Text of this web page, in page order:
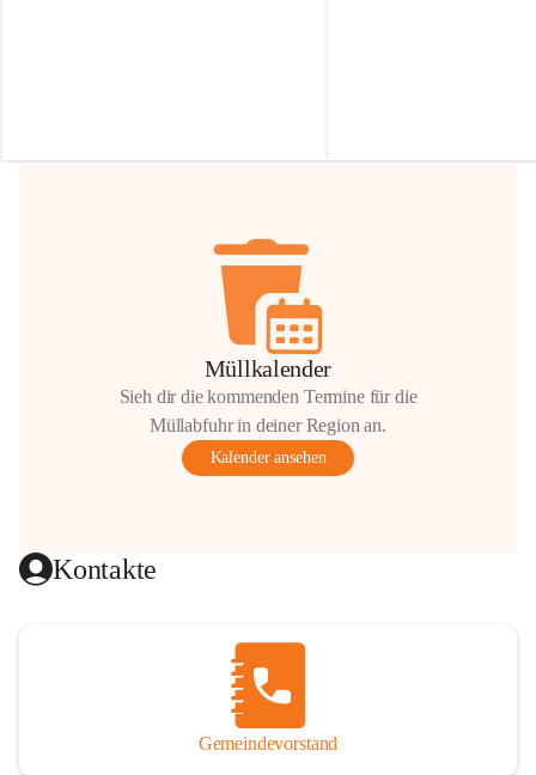
Hilfsbereitschaft!
Müllkalender
Sieh dir die kommenden Termine für die
Müllabfuhr in deiner Region an.
Kalender ansehen
Kontakte
Gemeindevorstand